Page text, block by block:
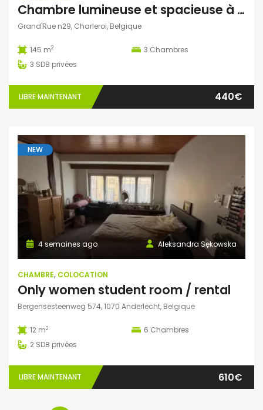
Chambre lumineuse et spacieuse à Charleroi
Grand'Rue n29, Charleroi, Belgique
145 m2 3 Chambres
3 SDB privées
LIBRE MAINTENANT 440€
NEW
Aleksandra Sękowska
4 semaines ago
CHAMBRE, COLOCATION
Only women student room / rental
Bergensesteenweg 574, 1070 Anderlecht, Belgique
12 m2 6 Chambres
2 SDB privées
LIBRE MAINTENANT 610€